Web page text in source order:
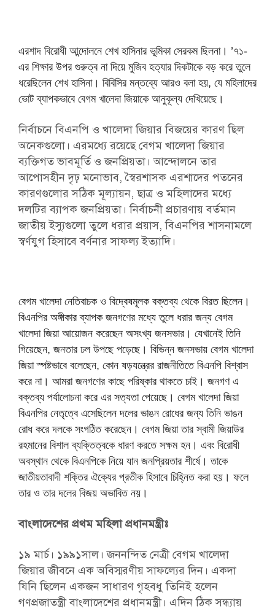
এরশাদ বিরোধী আন্দোলনে শেখ হাসিনার ভূমিকা সেরকম ছিলনা। ’৭১-
এর শিক্ষার উপর গুরুত্ব না দিয়ে মুজিব হত্যার দিকটাকে বড় করে তুলে
ধরেছিলেন শেখ হাসিনা। বিবিসির মন্তব্যে আরও বলা হয়, যে মহিলাদের
ভোট ব্যাপকভাবে বেগম খালেদা জিয়াকে আনুকূল্য দেখিয়েছে।
নির্বাচনে বিএনপি ও খালেদা জিয়ার বিজয়ের কারণ ছিল
অনেকগুলো। এরমধ্যে রয়েছে বেগম খালেদা জিয়ার
ব্যক্তিগত ভাবমূর্তি ও জনপ্রিয়তা। আন্দোলনে তার
আপোসহীন দৃঢ় মনোভাব, স্বৈরশাসক এরশাদের পতনের
কারণগুলোর সঠিক মূল্যায়ন, ছাত্র ও মহিলাদের মধ্যে
দলটির ব্যাপক জনপ্রিয়তা। নির্বাচনী প্রচারণায় বর্তমান
জাতীয় ইস্যুগুলো তুলে ধরার প্রয়াস, বিএনপির শাসনামলে
স্বর্ণযুগ হিসাবে বর্ণনার সাফল্য ইত্যাদি।
বেগম খালেদা নেতিবাচক ও বিদ্বেষমূলক বক্তব্য থেকে বিরত ছিলেন।
বিএনপির অঙ্গীকার ব্যাপক জনগণের মধ্যে তুলে ধরার জন্য বেগম
খালেদা জিয়া আয়োজন করেছেন অসংখ্য জনসভার। যেখানেই তিনি
গিয়েছেন, জনতার ঢল উপছে পড়েছে। বিভিন্ন জনসভায় বেগম খালেদা
জিয়া স্পষ্টভাবে বলেছেন, কোন ষড়যন্ত্রের রাজনীতিতে বিএনপি বিশ্বাস
করে না। আমরা জনগণের কাছে পরিষ্কার থাকতে চাই। জনগণ এ
বক্তব্য পর্যালোচনা করে এর সত্যতা পেয়েছে। বেগম খালেদা জিয়া
বিএনপির নেতৃত্বে এসেছিলেন দলের ভাঙন রোধের জন্য তিনি ভাঙন
রোধ করে দলকে সংগঠিত করেছেন। বেগম জিয়া তার স্বামী জিয়াউর
রহমানের বিশাল ব্যক্তিত্বকে ধারণ করতে সক্ষম হন। এবং বিরোধী
অবস্থান থেকে বিএনপিকে নিয়ে যান জনপ্রিয়তার শীর্ষে। তাকে
জাতীয়তাবাদী শক্তির ঐক্যের প্রতীক হিসাবে চিহ্নিত করা হয়। ফলে
তার ও তার দলের বিজয় অভাবিত নয়।
বাংলাদেশের প্রথম মহিলা প্রধানমন্ত্রীঃ
১৯ মার্চ। ১৯৯১সাল। জননন্দিত নেত্রী বেগম খালেদা
জিয়ার জীবনে এক অবিস্মরণীয় সাফল্যের দিন। একদা
যিনি ছিলেন একজন সাধারণ গৃহবধু তিনিই হলেন
গণপ্রজাতন্ত্রী বাংলাদেশের প্রধানমন্ত্রী। এদিন ঠিক সন্ধ্যায়